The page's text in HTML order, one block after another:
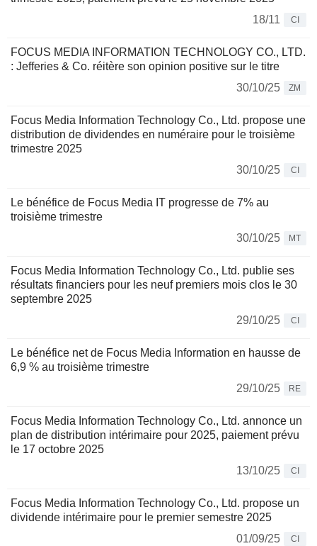
18/11
CI
FOCUS MEDIA INFORMATION TECHNOLOGY CO., LTD.
: Jefferies & Co. réitère son opinion positive sur le titre
30/10/25
ZM
Focus Media Information Technology Co., Ltd. propose une
distribution de dividendes en numéraire pour le troisième
trimestre 2025
30/10/25
CI
Le bénéfice de Focus Media IT progresse de 7% au
troisième trimestre
30/10/25
MT
Focus Media Information Technology Co., Ltd. publie ses
résultats financiers pour les neuf premiers mois clos le 30
septembre 2025
29/10/25
CI
Le bénéfice net de Focus Media Information en hausse de
6,9 % au troisième trimestre
29/10/25
RE
Focus Media Information Technology Co., Ltd. annonce un
plan de distribution intérimaire pour 2025, paiement prévu
le 17 octobre 2025
13/10/25
CI
Focus Media Information Technology Co., Ltd. propose un
dividende intérimaire pour le premier semestre 2025
01/09/25
CI